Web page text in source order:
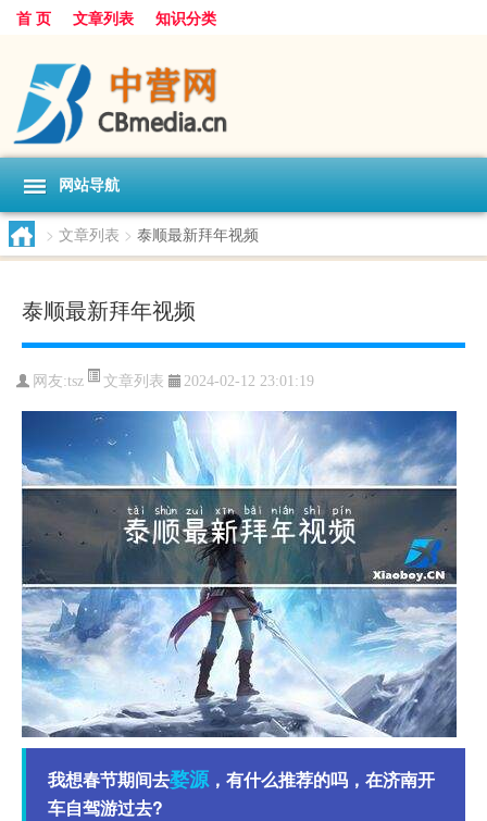
首 页 文章列表 知识分类
网站导航
> 文章列表 > 泰顺最新拜年视频
泰顺最新拜年视频
网友:tsz 文章列表 2024-02-12 23:01:19
我想春节期间去婺源，有什么推荐的吗，在济南开
车自驾游过去?